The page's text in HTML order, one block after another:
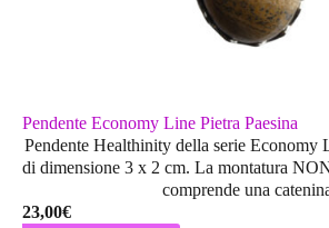
Pendente Economy Line Pietra Paesina
Pendente Healthinity della serie Economy
di dimensione 3 x 2 cm. La montatura
comprende una
23,00€